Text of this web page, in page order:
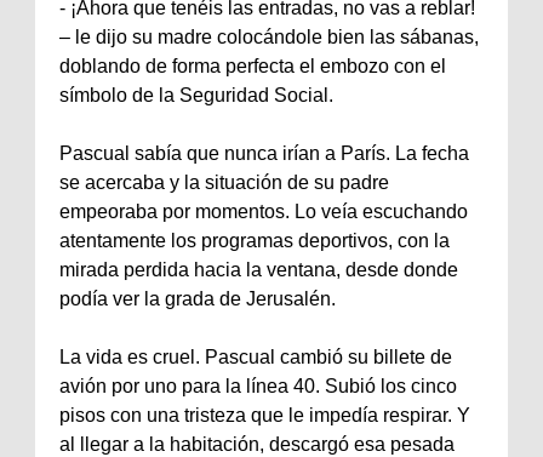
‐ ¡Ahora que tenéis las entradas, no vas a reblar!
– le dijo su madre colocándole bien las sábanas,
doblando de forma perfecta el embozo con el
símbolo de la Seguridad Social.
Pascual sabía que nunca irían a París. La fecha
se acercaba y la situación de su padre
empeoraba por momentos. Lo veía escuchando
atentamente los programas deportivos, con la
mirada perdida hacia la ventana, desde donde
podía ver la grada de Jerusalén.
La vida es cruel. Pascual cambió su billete de
avión por uno para la línea 40. Subió los cinco
pisos con una tristeza que le impedía respirar. Y
al llegar a la habitación, descargó esa pesada